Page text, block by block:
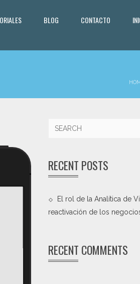
BLOG CONTACTO
RECENT POSTS
El rol de la Analítica de
reactivación de los
RECENT COMMENTS